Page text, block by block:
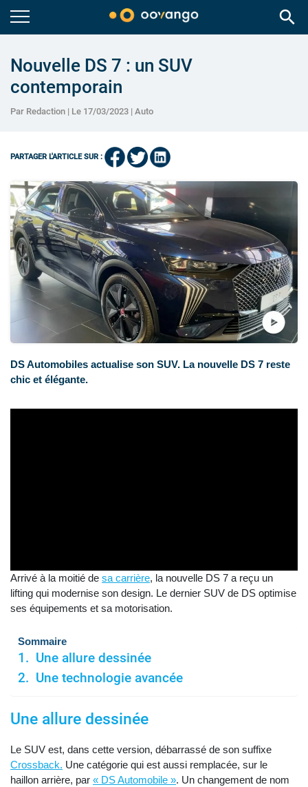
search
Nouvelle DS 7 : un SUV
contemporain
Par Redaction | Le 17/03/2023 | Auto
PARTAGER L'ARTICLE SUR :
DS Automobiles actualise son SUV. La nouvelle DS 7 reste
chic et élégante.
Arrivé à la moitié de sa carrière, la nouvelle DS 7 a reçu un
lifting qui modernise son design. Le dernier SUV de DS optimise
ses équipements et sa motorisation.
Sommaire
Une allure dessinée
Une technologie avancée
Une allure dessinée
Le SUV est, dans cette version, débarrassé de son suffixe
Crossback. Une catégorie qui est aussi remplacée, sur le
haillon arrière, par « DS Automobile ». Un changement de nom